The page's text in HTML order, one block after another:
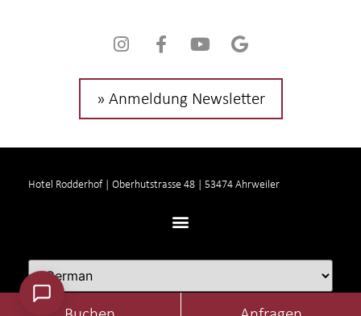
» Anmeldung Newsletter
Hotel Rodderhof | Oberhutstrasse 48 | 53474 Ahrweiler